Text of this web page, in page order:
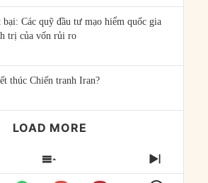
Các quỹ đầu tư mạo hiểm quốc gia
trị của vốn rủi ro
thúc Chiến tranh Iran?
LOAD MORE
SHOW
EPISODES
NEXT